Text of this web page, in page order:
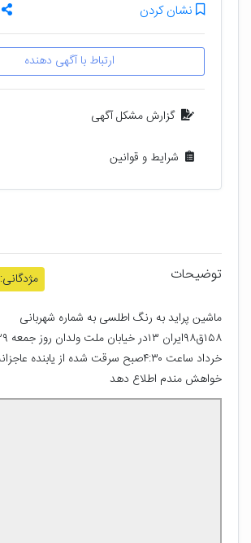
نشان کردن
ارتباط با آگهی دهنده
گزارش مشکل آگهی
شرایط و قوانین
توضیحات
مژدگانی: 10,000,000 تومان
خواهش مندم اطلاع دهد